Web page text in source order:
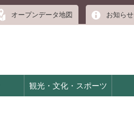
オープンデータ地図 お知らせ
観光・文化・スポーツ